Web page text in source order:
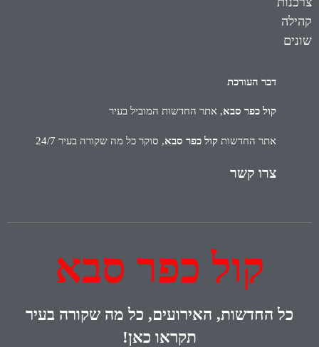
קהילה
שונים
דבר העורכת
קול כפר סבא, אתר החדשות המוביל בעיר
אתר החדשות קול כפר סבא, סוקר כל מה שקורה בעיר 24/7
צרו קשר
קול כפר סבא
כל החדשות, האירועים, כל מה שקורה בעיר
תקראו כאן!